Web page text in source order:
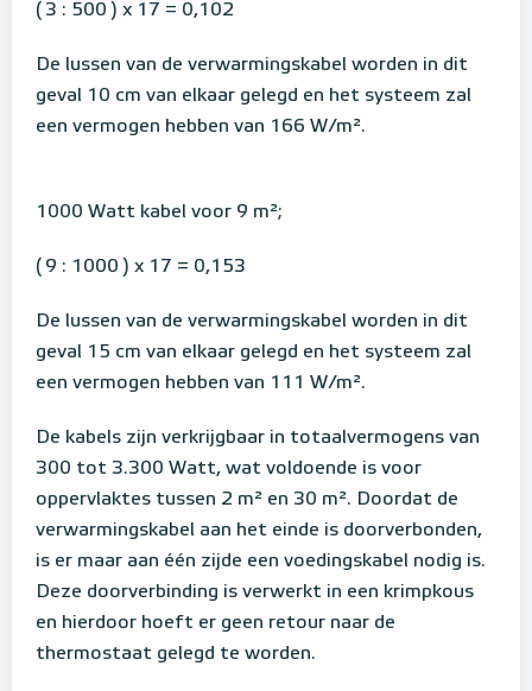
( 3 : 500 ) x 17 = 0,102
De lussen van de verwarmingskabel worden in dit
geval 10 cm van elkaar gelegd en het systeem zal
een vermogen hebben van 166 W/m².
1000 Watt kabel voor 9 m²;
( 9 : 1000 ) x 17 = 0,153
De lussen van de verwarmingskabel worden in dit
geval 15 cm van elkaar gelegd en het systeem zal
een vermogen hebben van 111 W/m².
De kabels zijn verkrijgbaar in totaalvermogens van
300 tot 3.300 Watt, wat voldoende is voor
oppervlaktes tussen 2 m² en 30 m². Doordat de
verwarmingskabel aan het einde is doorverbonden,
is er maar aan één zijde een voedingskabel nodig is.
Deze doorverbinding is verwerkt in een krimpkous
en hierdoor hoeft er geen retour naar de
thermostaat gelegd te worden.